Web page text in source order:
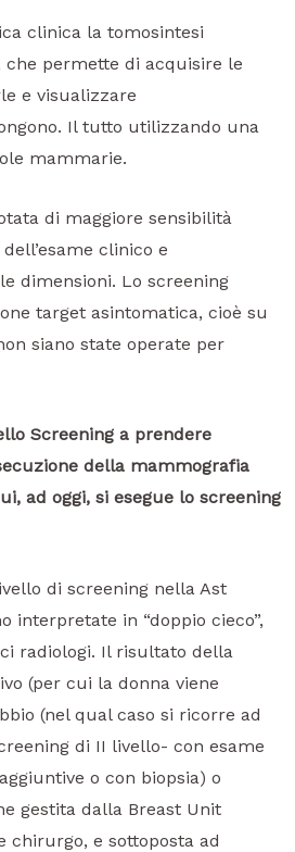
clinica la tomosintesi
che permette di acquisire le
e visualizzare
Il tutto utilizzando una
mammarie.
di maggiore sensibilità
clinico e
dimensioni. Lo screening
target asintomatica, cioè su
siano state operate per
Screening a prendere
della mammografia
ad oggi, si esegue lo screening
di screening nella Ast
interpretate in “doppio cieco”,
radiologi. Il risultato della
(per cui la donna viene
(nel qual caso si ricorre ad
di II livello- con esame
o con biopsia) o
gestita dalla Breast Unit
chirurgo, e sottoposta ad